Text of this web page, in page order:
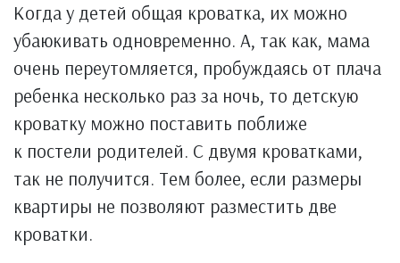
Когда у детей общая кроватка, их можно
убаюкивать одновременно. А, так как, мама
очень переутомляется, пробуждаясь от плача
ребенка несколько раз за ночь, то детскую
кроватку можно поставить поближе
к постели родителей. С двумя кроватками,
так не получится. Тем более, если размеры
квартиры не позволяют разместить две
кроватки.